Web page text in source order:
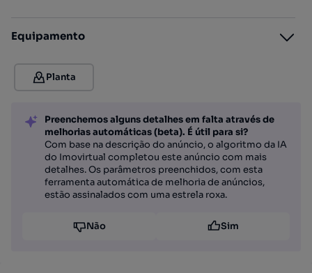
Equipamento
Planta
Preenchemos alguns detalhes em falta através de
melhorias automáticas (beta). É útil para si?
Com base na descrição do anúncio, o algoritmo da IA
do Imovirtual completou este anúncio com mais
detalhes. Os parâmetros preenchidos, com esta
ferramenta automática de melhoria de anúncios,
estão assinalados com uma estrela roxa.
Não Sim